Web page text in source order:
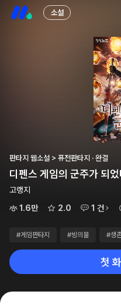
소설
판타지 웹소설 > 퓨전판타지 · 완결
디펜스 게임의 군주가 되
고랭지
1.6만
2.0 1 건
#게임판타지 #빙의물 #생
첫